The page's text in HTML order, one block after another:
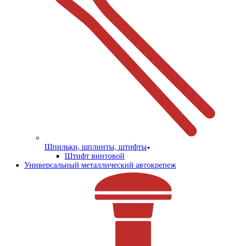
Шпильки, шплинты, штифты
Штифт винтовой
Универсальный металлический автокрепеж